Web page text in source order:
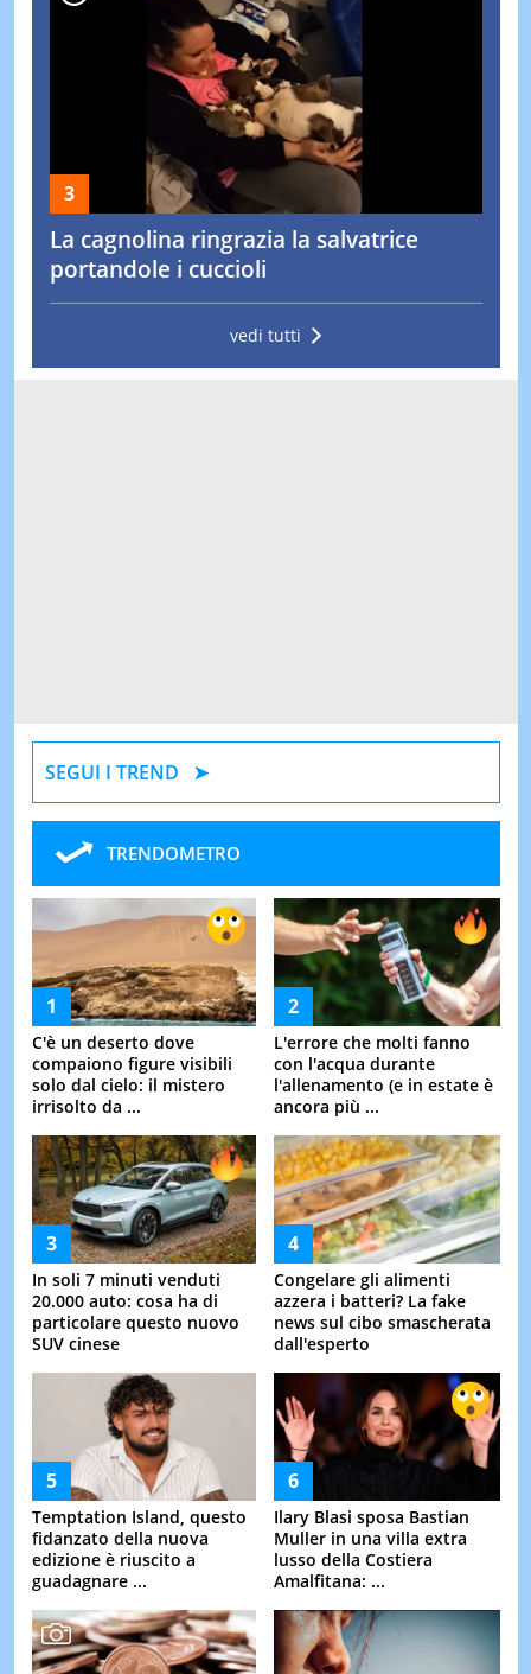
La cagnolina ringrazia la salvatrice
portandole i cuccioli
vedi tutti
SEGUI I TREND
TRENDOMETRO
C'è un deserto dove
compaiono figure visibili
solo dal cielo: il mistero
irrisolto da ...
L'errore che molti fanno
con l'acqua durante
l'allenamento (e in estate è
ancora più ...
In soli 7 minuti venduti
20.000 auto: cosa ha di
particolare questo nuovo
SUV cinese
Congelare gli alimenti
azzera i batteri? La fake
news sul cibo smascherata
dall'esperto
Temptation Island, questo
fidanzato della nuova
edizione è riuscito a
guadagnare ...
Ilary Blasi sposa Bastian
Muller in una villa extra
lusso della Costiera
Amalfitana: ...